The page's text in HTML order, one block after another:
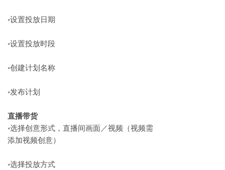
◦​设置投放日期
◦​设置投放时段
◦​创建计划名称
◦​发布计划
直播带货
◦​选择创意形式，直播间画面／视频（视频需
添加视频创意）
◦​选择投放方式